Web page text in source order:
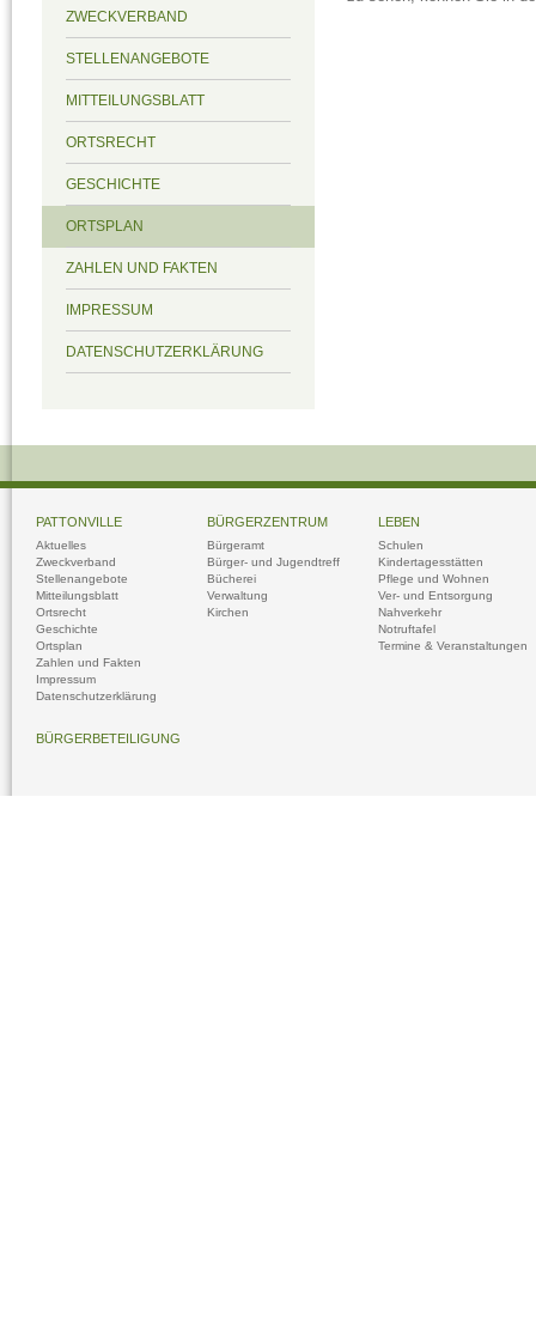
ZWECKVERBAND
STELLENANGEBOTE
MITTEILUNGSBLATT
ORTSRECHT
GESCHICHTE
ORTSPLAN
ZAHLEN UND FAKTEN
IMPRESSUM
DATENSCHUTZERKLÄRUNG
PATTONVILLE
Aktuelles
Zweckverband
Stellenangebote
Mitteilungsblatt
Ortsrecht
Geschichte
Ortsplan
Zahlen und Fakten
Impressum
Datenschutzerklärung
BÜRGERZENTRUM
Bürgeramt
Bürger- und Jugendtreff
Bücherei
Verwaltung
Kirchen
LEBEN
Schulen
Kindertagesstätten
Pflege und Wohnen
Ver- und Entsorgung
Nahverkehr
Notruftafel
Termine & Veranstaltungen
BÜRGERBETEILIGUNG